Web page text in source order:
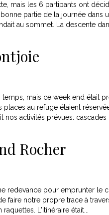
mais les 6 partipants ont
partie de la journée dans
au sommet. La descente
temps, mais ce week end était
au refuge étaient
activités prévues: cascades
Rocher
redevance pour emprunter le
faire notre propre trace à
L'itinéraire était...